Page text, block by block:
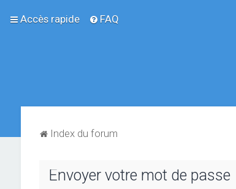
Accès rapide FAQ
Index du forum
Envoyer votre mot de passe